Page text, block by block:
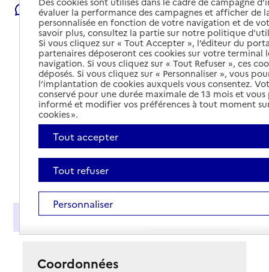
Signaler une erreur
Présentation
Coordonnées
évaluer la performance des campagnes et afficher de
personnalisée en fonction de votre navigation et de
savoir plus, consultez la partie sur notre politique
Si vous cliquez sur « Tout Accepter », l’éditeur du
partenaires déposeront ces cookies sur votre terminal
navigation. Si vous cliquez sur « Tout Refuser », ces
déposés. Si vous cliquez sur « Personnaliser », vous
l’implantation de cookies auxquels vous consentez.
conservé pour une durée maximale de 13 mois et
informé et modifier vos préférences à tout moment
cookies ».
Tout accepter
Tout refuser
Personnaliser